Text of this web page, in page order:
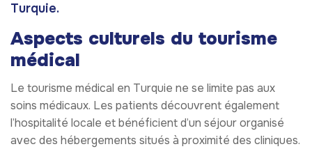
Turquie.
Aspects culturels du tourisme
médical
Le tourisme médical en Turquie ne se limite pas aux
soins médicaux. Les patients découvrent également
l’hospitalité locale et bénéficient d’un séjour organisé
avec des hébergements situés à proximité des cliniques.